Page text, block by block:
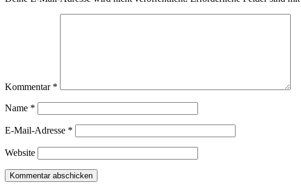
Kommentar *
Name *
E-Mail-Adresse *
Website